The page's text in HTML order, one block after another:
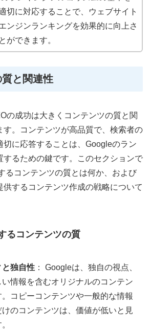
切に対応することで、ウェブサイト
ンジンランキングを効果的に向上さ
ができます。
と関連性
の成功は大きくコンテンツの質と関
す。コンテンツが高品質で、検索者の
切に応答することは、Googleのラン
するための鍵です。このセクションで
るコンテンツの質とは何か、および
供するコンテンツ作成の戦略について
るコンテンツの質
と独自性 ： Googleは、独自の視点、
情報を含むオリジナルのコンテン
コピーコンテンツや一般的な情報
のコンテンツは、価値が低いと見